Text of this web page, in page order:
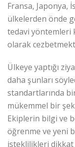
Fransa, Japonya,
ülkelerden önde
tedavi yöntemleri
olarak
Ülkeye yaptığı
daha şunları
standartlarında
mükemmel bir
Ekiplerin bilgi ve
öğrenme ve yeni
isteklilikleri dikkat